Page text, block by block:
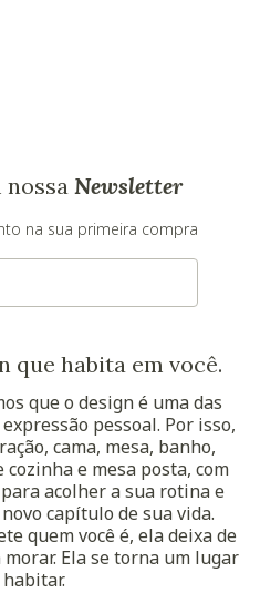
Newsletter
na sua primeira compra
que habita em você.
que o design é uma das
pessoal. Por isso,
cama, mesa, banho,
e mesa posta, com
acolher a sua rotina e
capítulo de sua vida.
quem você é, ela deixa de
Ela se torna um lugar